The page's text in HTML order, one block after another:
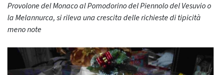
Provolone del Monaco al Pomodorino del Piennolo del Vesuvio o
la Melannurca, si rileva una crescita delle richieste di tipicità
meno note